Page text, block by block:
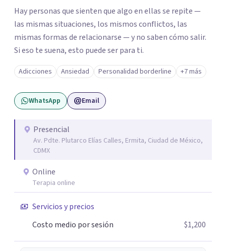
Hay personas que sienten que algo en ellas se repite —
las mismas situaciones, los mismos conflictos, las
mismas formas de relacionarse — y no saben cómo salir.
Si eso te suena, esto puede ser para ti.
Adicciones Ansiedad Personalidad borderline +7 más
WhatsApp Email
Presencial
Av. Pdte. Plutarco Elías Calles, Ermita, Ciudad de México,
CDMX
Online
Terapia online
Servicios y precios
Costo medio por sesión
$1,200